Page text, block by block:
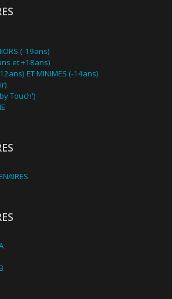
(-19ans)
et +18ans)
ET MINIMES (-14ans)
Touch')